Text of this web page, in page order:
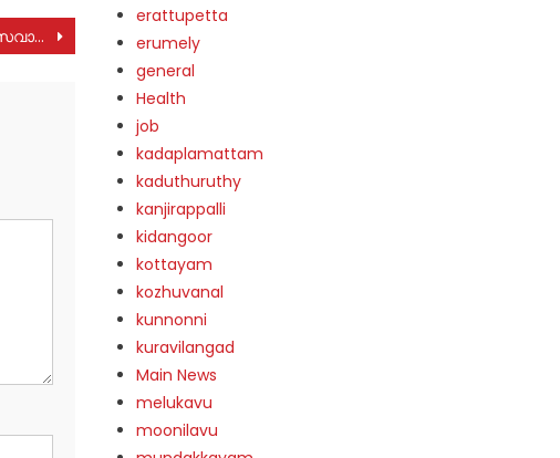
ലഹരിക്കെതിരെ സേവാദൾ മെഴുകുതിരി കത്തിച്ച് പ്രതിക്ഷേധിച്ചു
erattupetta
erumely
general
Health
job
kadaplamattam
kaduthuruthy
kanjirappalli
kidangoor
kottayam
kozhuvanal
kunnonni
kuravilangad
Main News
melukavu
moonilavu